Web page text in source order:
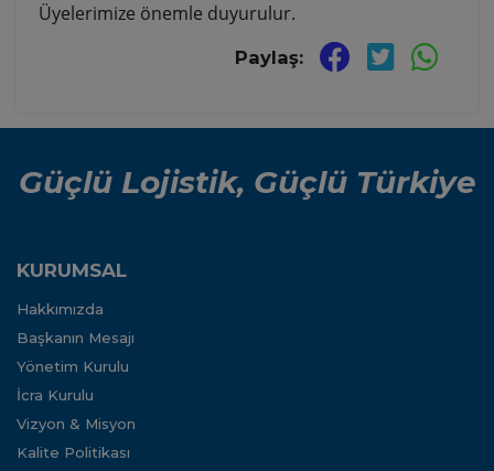
Üyelerimize önemle duyurulur.
Paylaş:
Güçlü Lojistik, Güçlü Türkiye
KURUMSAL
Hakkımızda
Başkanın Mesajı
Yönetim Kurulu
İcra Kurulu
Vizyon & Misyon
Kalite Politikası